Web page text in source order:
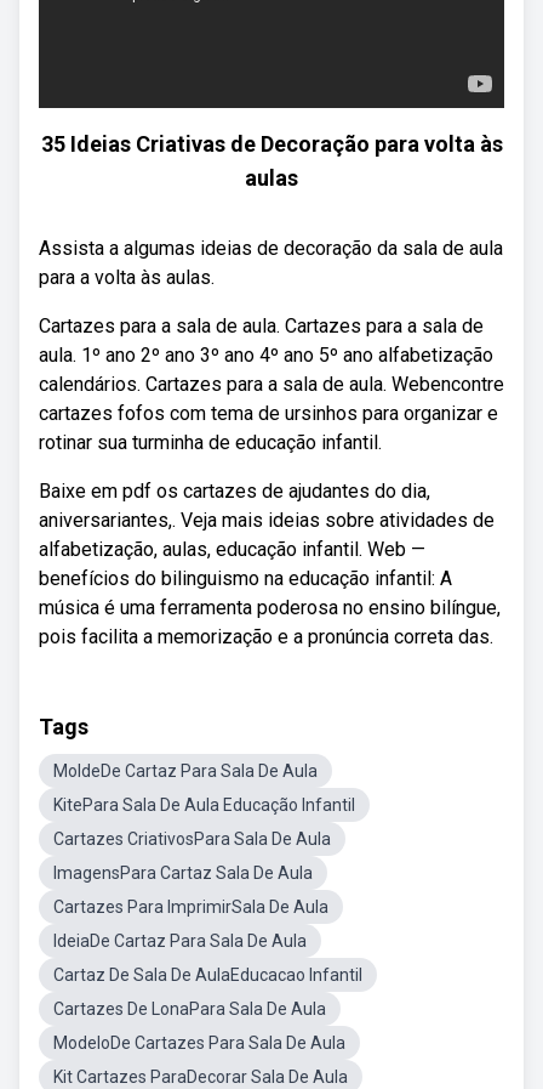
35 Ideias Criativas de Decoração para volta às
aulas
Assista a algumas ideias de decoração da sala de aula
para a volta às aulas.
Cartazes para a sala de aula. Cartazes para a sala de
aula. 1º ano 2º ano 3º ano 4º ano 5º ano alfabetização
calendários. Cartazes para a sala de aula. Webencontre
cartazes fofos com tema de ursinhos para organizar e
rotinar sua turminha de educação infantil.
Baixe em pdf os cartazes de ajudantes do dia,
aniversariantes,. Veja mais ideias sobre atividades de
alfabetização, aulas, educação infantil. Web —
benefícios do bilinguismo na educação infantil: A
música é uma ferramenta poderosa no ensino bilíngue,
pois facilita a memorização e a pronúncia correta das.
Tags
MoldeDe Cartaz Para Sala De Aula
KitePara Sala De Aula Educação Infantil
Cartazes CriativosPara Sala De Aula
ImagensPara Cartaz Sala De Aula
Cartazes Para ImprimirSala De Aula
IdeiaDe Cartaz Para Sala De Aula
Cartaz De Sala De AulaEducacao Infantil
Cartazes De LonaPara Sala De Aula
ModeloDe Cartazes Para Sala De Aula
Kit Cartazes ParaDecorar Sala De Aula